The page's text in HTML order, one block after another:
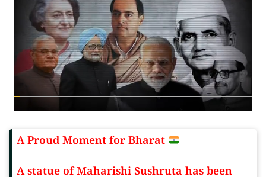
A Proud Moment for Bharat
A statue of Maharishi Sushruta has been